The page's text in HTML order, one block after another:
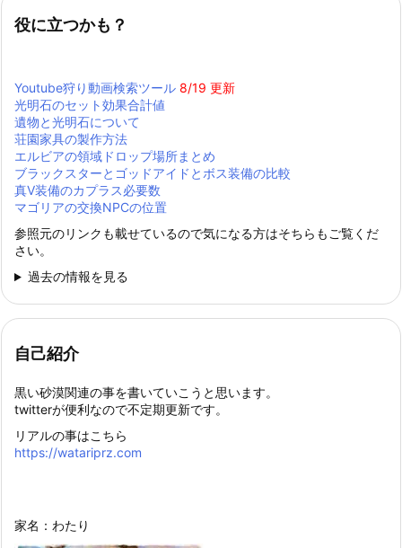
役に立つかも？
Youtube狩り動画検索ツール 8/19 更新
光明石のセット効果合計値
遺物と光明石について
荘園家具の製作方法
エルビアの領域ドロップ場所まとめ
ブラックスターとゴッドアイドとボス装備の比較
真Ⅴ装備のカプラス必要数
マゴリアの交換NPCの位置
参照元のリンクも載せているので気になる方はそちらもご覧くだ
さい。
過去の情報を見る
自己紹介
黒い砂漠関連の事を書いていこうと思います。
twitterが便利なので不定期更新です。
リアルの事はこちら
https://watariprz.com
家名：わたり